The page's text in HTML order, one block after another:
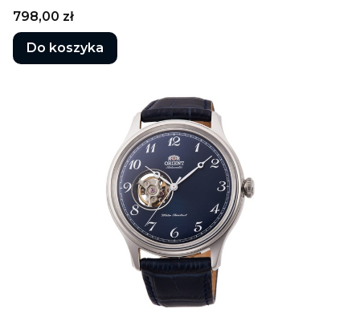
Cena
798,00 zł
Do koszyka